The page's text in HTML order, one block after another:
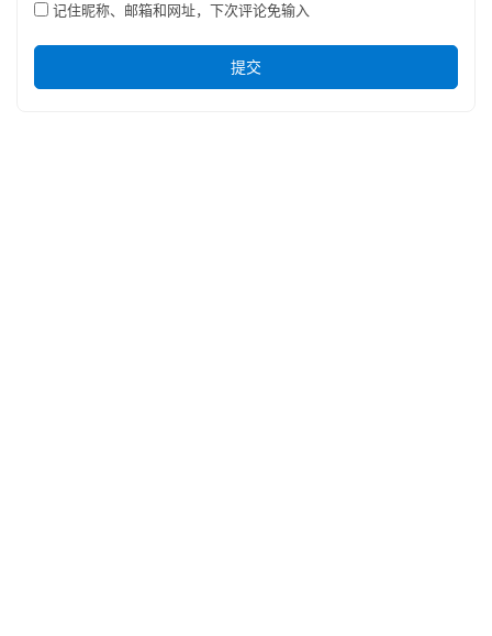
记住昵称、邮箱和网址，下次评论免输入
提交